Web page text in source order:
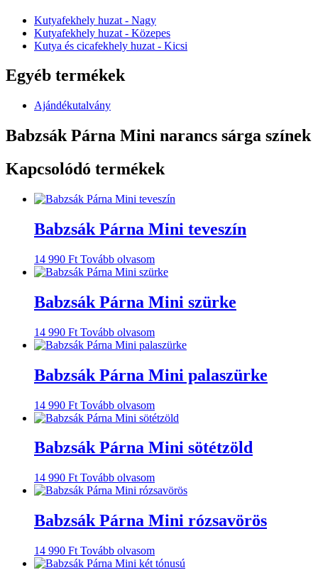
Kutyafekhely huzat - Nagy
Kutyafekhely huzat - Közepes
Kutya és cicafekhely huzat - Kicsi
Egyéb termékek
Ajándékutalvány
Babzsák Párna Mini narancs sárga színek
Kapcsolódó termékek
Babzsák Párna Mini teveszín
14 990 Ft Tovább olvasom
Babzsák Párna Mini szürke
14 990 Ft Tovább olvasom
Babzsák Párna Mini palaszürke
14 990 Ft Tovább olvasom
Babzsák Párna Mini sötétzöld
14 990 Ft Tovább olvasom
Babzsák Párna Mini rózsavörös
14 990 Ft Tovább olvasom